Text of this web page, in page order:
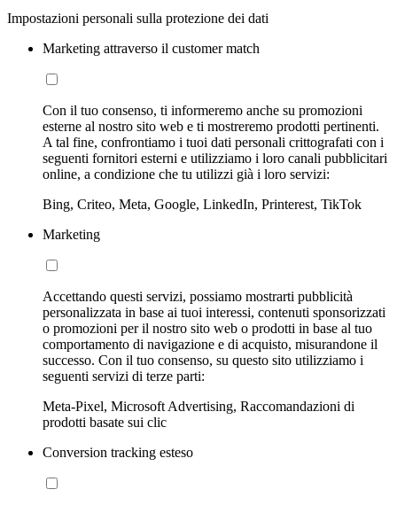
Impostazioni personali sulla protezione dei dati
Marketing attraverso il customer match
Con il tuo consenso, ti informeremo anche su promozioni
esterne al nostro sito web e ti mostreremo prodotti pertinenti.
A tal fine, confrontiamo i tuoi dati personali crittografati con i
seguenti fornitori esterni e utilizziamo i loro canali pubblicitari
online, a condizione che tu utilizzi già i loro servizi:
Bing, Criteo, Meta, Google, LinkedIn, Printerest, TikTok
Marketing
Accettando questi servizi, possiamo mostrarti pubblicità
personalizzata in base ai tuoi interessi, contenuti sponsorizzati
o promozioni per il nostro sito web o prodotti in base al tuo
comportamento di navigazione e di acquisto, misurandone il
successo. Con il tuo consenso, su questo sito utilizziamo i
seguenti servizi di terze parti:
Meta-Pixel, Microsoft Advertising, Raccomandazioni di
prodotti basate sui clic
Conversion tracking esteso